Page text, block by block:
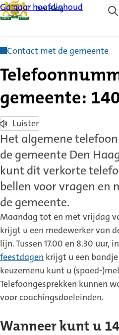
Ga naar hoofdinhoud
Contact met de gemeente
gemeente:
Luister
Het algemene
de gemeente Den
kunt dit verkorte
bellen voor vragen en
de gemeente.
Maandag tot en met vrijdag
krijgt u een medewerker van
lijn. Tussen 17.00 en 8.30 uur,
feestdagen krijgt u een
keuzemenu kunt u (spoed-
Telefoongesprekken kunnen
voor coachingsdoeleinden.
Wanneer kunt u